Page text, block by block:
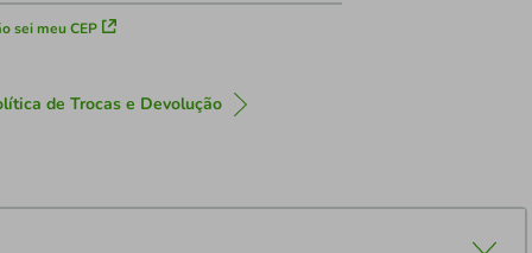
sei meu CEP
de Trocas e Devolução